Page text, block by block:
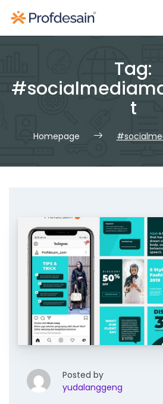
Tag:
t
Homepage
Posted by
yudalanggeng